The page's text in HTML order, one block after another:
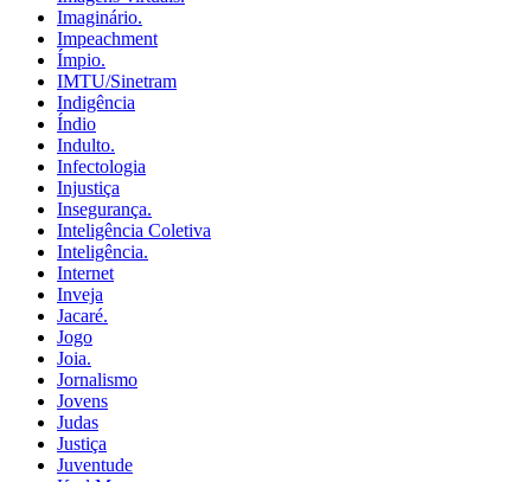
Imaginário.
Impeachment
Ímpio.
IMTU/Sinetram
Indigência
Índio
Indulto.
Infectologia
Injustiça
Insegurança.
Inteligência Coletiva
Inteligência.
Internet
Inveja
Jacaré.
Jogo
Joia.
Jornalismo
Jovens
Judas
Justiça
Juventude